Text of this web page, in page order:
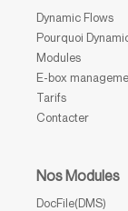
Dynamic Flows
Pourquoi
Modules
E-box
Tarifs
Contacter
Nos Modules
DocFile(DMS)